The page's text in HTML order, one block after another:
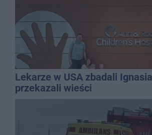
Lekarze w USA zbadali
przekazali wieści